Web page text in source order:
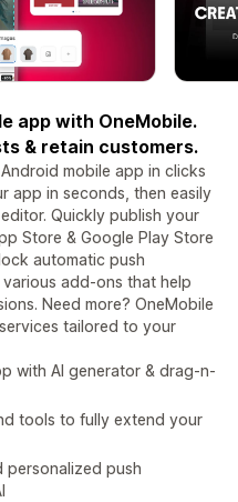
app with OneMobile.
& retain customers.
mobile app in clicks
app in seconds, then easily
Quickly publish your
Store & Google Play Store
automatic push
add-ons that help
Need more? OneMobile
tailored to your
with AI generator & drag-n-
tools to fully extend your
personalized push